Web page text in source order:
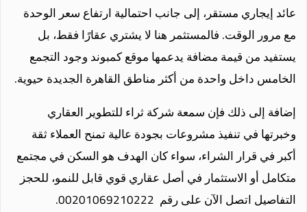
عائد إيجاري مستقر، إلى جانب احتمالية ارتفاع سعر الوحدة
مع مرور الوقت. فالمستثمر هنا لا يشتري عقارًا فقط، بل
يستفيد من قيمة مضافة يدعمها موقع كمبوند وجود التجمع
الخامس داخل واحدة من أكثر مناطق القاهرة الجديدة حيوية.
إضافة إلى ذلك فإن سمعة شركة ثراء للتطوير العقاري
وخبرتها في تنفيذ مشروعات بجودة عالية تمنح العملاء ثقة
أكبر في قرار الشراء، سواء كان الهدف هو السكن في مجتمع
متكامل أو الاستثمار في أصل عقاري قوي قابل للنمو، للحجز
التفاصيل اتصل الآن على رقم 00201069210222.